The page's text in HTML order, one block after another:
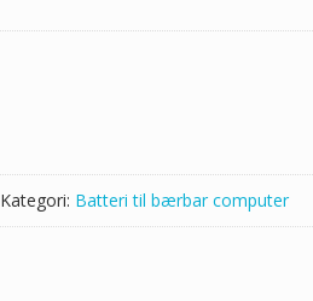
Kategori: Batteri til bærbar computer